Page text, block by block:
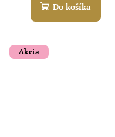
Do košíka
Akcia